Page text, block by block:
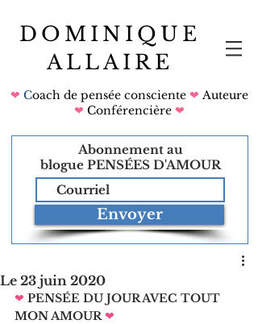
DOMINIQUE
ALLAIRE
❤ Coach de pensée consciente ❤ Auteure
❤ Conférencière ❤
Abonnement au
blogue PENSÉES D'AMOUR
Envoyer
Le 23 juin 2020
❤ PENSÉE DU JOUR AVEC TOUT
MON AMOUR ❤